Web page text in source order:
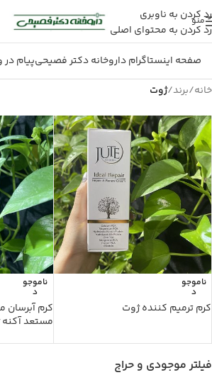
رد کردن به ناوبری
رد کردن به محتوای اصلی
منو
صفحه اینستاگرام داروخانه دکتر فصیحیپیام
خانه/برند/ژوت
ناموجو
د
کرم ترمیم کننده ژوت
ناموجو
د
کرم
مستعد
فیلتر موجودی و حراج